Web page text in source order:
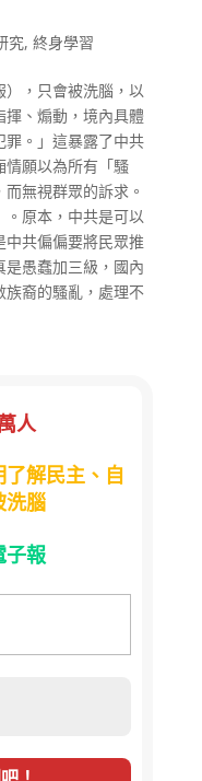
究, 終身學習
，只會被洗腦，以
、煽動，境內具體
。」這暴露了中共
情願以為所有「騷
無視群眾的訴求。
原本，中共是可以
共偏偏要將民眾推
愚蠢加三級，國內
族裔的騷亂，處理不
人
解民主、自
洗腦
子報